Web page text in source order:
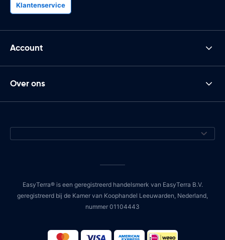
Klantenservice
Account
Over ons
EasyTerra® is een geregistreerd handelsmerk van EasyTerra B.V.
geregistreerd bij de Kamer van Koophandel Leeuwarden, Nederland,
nummer 01104443